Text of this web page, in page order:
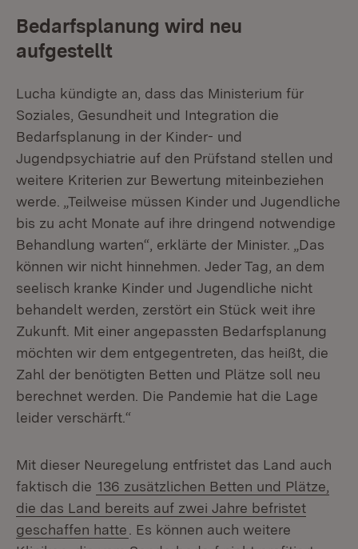
Bedarfsplanung wird neu
aufgestellt
Lucha kündigte an, dass das Ministerium für
Soziales, Gesundheit und Integration die
Bedarfsplanung in der Kinder- und
Jugendpsychiatrie auf den Prüfstand stellen und
weitere Kriterien zur Bewertung miteinbeziehen
werde. „Teilweise müssen Kinder und Jugendliche
bis zu acht Monate auf ihre dringend notwendige
Behandlung warten“, erklärte der Minister. „Das
können wir nicht hinnehmen. Jeder Tag, an dem
seelisch kranke Kinder und Jugendliche nicht
behandelt werden, zerstört ein Stück weit ihre
Zukunft. Mit einer angepassten Bedarfsplanung
möchten wir dem entgegentreten, das heißt, die
Zahl der benötigten Betten und Plätze soll neu
berechnet werden. Die Pandemie hat die Lage
leider verschärft.“
Mit dieser Neuregelung entfristet das Land auch
faktisch die 136 zusätzlichen Betten und Plätze,
die das Land bereits auf zwei Jahre befristet
geschaffen hatte
. Es können auch weitere